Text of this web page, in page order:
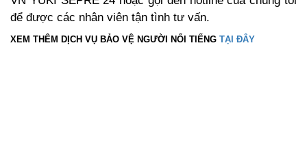
để được các nhân viên tận tình tư vấn.
XEM THÊM DỊCH VỤ BẢO VỆ NGƯỜI NỔI TIẾNG TẠI ĐÂY